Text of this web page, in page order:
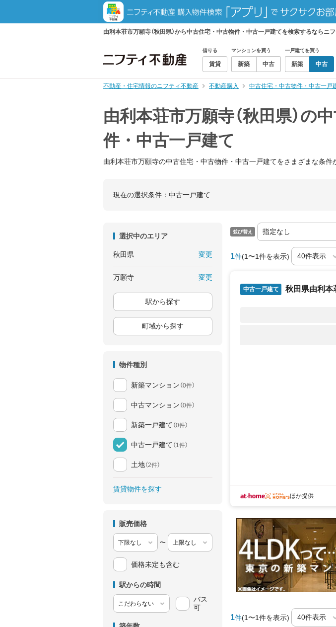
由利本荘市万願寺（秋田県）から中古住宅・中古物件・中古一戸建てを検索するならニ
借りる
賃貸
マンションを買う
新築 中古
一戸建てを買う
新築 中古
不動産・住宅情報のニフティ不動産 不動産購入 中古住宅・中古物件・中古一戸
由利本荘市万願寺（秋田県）の
件・中古一戸建て
由利本荘市万願寺の中古住宅・中古物件・中古一戸建てをさまざまな条件
現在の選択条件： 中古一戸建て
選択中のエリア
秋田県 変更
万願寺 変更
駅から探す
町域から探す
物件種別
新築マンション （0件）
中古マンション （0件）
新築一戸建て （0件）
中古一戸建て （1件）
土地（2件）
賃貸物件を探す
販売価格
〜
価格未定も含む
駅からの時間
バス
可
並び替え
1件(1〜1件を表示)
中古一戸建て 秋田県由利本
ほか提供
1件(1〜1件を表示)